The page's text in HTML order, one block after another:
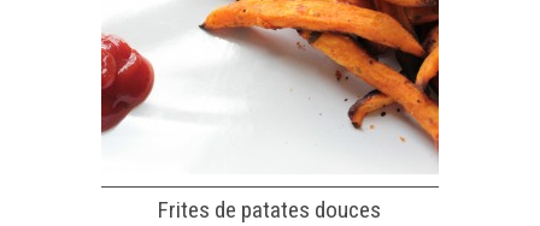
Frites de patates douces